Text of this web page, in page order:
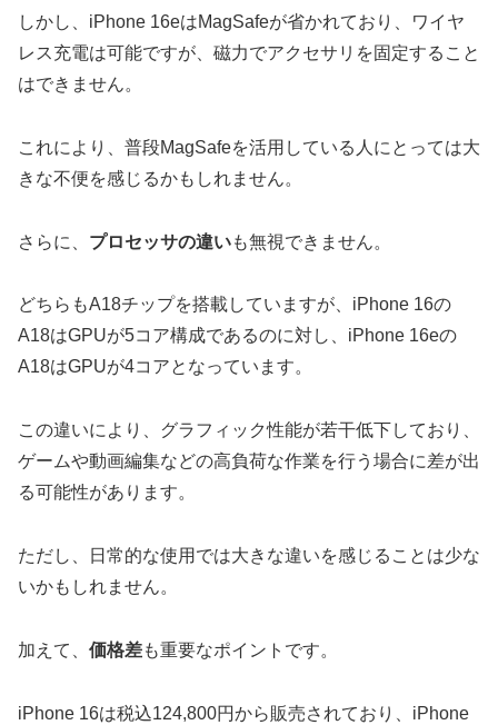
しかし、iPhone 16eはMagSafeが省かれており、ワイヤ
レス充電は可能ですが、磁力でアクセサリを固定すること
はできません。
これにより、普段MagSafeを活用している人にとっては大
きな不便を感じるかもしれません。
さらに、 プロセッサの違いも無視できません。
どちらもA18チップを搭載していますが、iPhone 16の
A18はGPUが5コア構成であるのに対し、iPhone 16eの
A18はGPUが4コアとなっています。
この違いにより、グラフィック性能が若干低下しており、
ゲームや動画編集などの高負荷な作業を行う場合に差が出
る可能性があります。
ただし、日常的な使用では大きな違いを感じることは少な
いかもしれません。
加えて、 価格差も重要なポイントです。
iPhone 16は税込124,800円から販売されており、iPhone